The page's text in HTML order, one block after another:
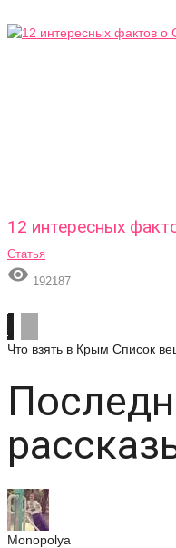
12 интересных
Статья
 192187
Что взять в Крым Список
Monopolya